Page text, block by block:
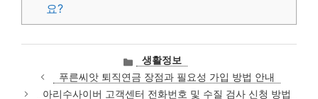
요?
카
테
고
생활정보
푸른씨앗 퇴직연금 장점과 필요성 가입 방법 안내
아리수사이버 고객센터 전화번호 및 수질 검사 신청 방법